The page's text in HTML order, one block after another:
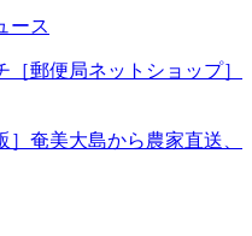
ース
郵便局ネットショップ］
奄美大島から農家直送、